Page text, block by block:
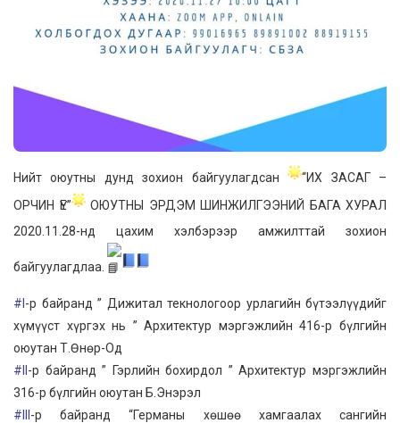
Нийт оюутны дунд зохион байгуулагдсан
“ИХ ЗАСАГ –
ОРЧИН ҮЕ”
ОЮУТНЫ ЭРДЭМ ШИНЖИЛГЭЭНИЙ БАГА ХУРАЛ
2020.11.28-нд цахим хэлбэрээр амжилттай зохион
байгуулагдлаа.
#I -р байранд ” Дижитал текнологоор урлагийн бүтээлүүдийг
хүмүүст хүргэх нь ” Архитектур мэргэжлийн 416-р бүлгийн
оюутан Т.Өнөр-Од
#II -р байранд ” Гэрлийн бохирдол ” Архитектур мэргэжлийн
316-р бүлгийн оюутан Б.Энэрэл
#III -р байранд “Германы хөшөө хамгаалах сангийн